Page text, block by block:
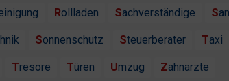
Rollladen Sachverständige
Sonnenschutz Steuerberater Taxi
Tresore Türen Umzug Zahnärzte